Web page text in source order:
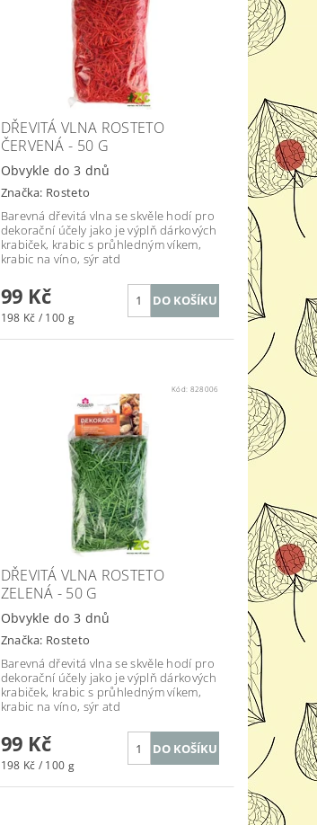
DŘEVITÁ VLNA ROSTETO
ČERVENÁ - 50 G
Obvykle do 3 dnů
Značka: Rosteto
Barevná dřevitá vlna se skvěle hodí pro
dekorační účely jako je výplň dárkových
krabiček, krabic s průhledným víkem,
krabic na víno, sýr atd
99 Kč
198 Kč / 100 g
Kód: 828006
DŘEVITÁ VLNA ROSTETO
ZELENÁ - 50 G
Obvykle do 3 dnů
Značka: Rosteto
Barevná dřevitá vlna se skvěle hodí pro
dekorační účely jako je výplň dárkových
krabiček, krabic s průhledným víkem,
krabic na víno, sýr atd
99 Kč
198 Kč / 100 g